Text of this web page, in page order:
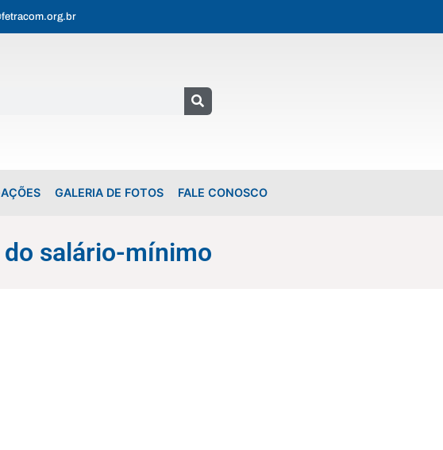
GALERIA DE FOTOS FALE CONOSCO
do salário-mínimo